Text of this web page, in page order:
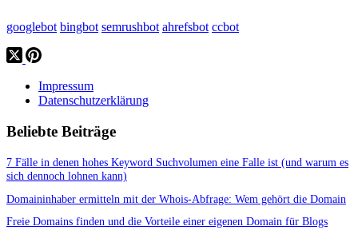
googlebot bingbot semrushbot ahrefsbot ccbot
Impressum
Datenschutzerklärung
Beliebte Beiträge
7 Fälle in denen hohes Keyword Suchvolumen eine Falle ist (und warum es
sich dennoch lohnen kann)
Domaininhaber ermitteln mit der Whois-Abfrage: Wem gehört die Domain
Freie Domains finden und die Vorteile einer eigenen Domain für Blogs